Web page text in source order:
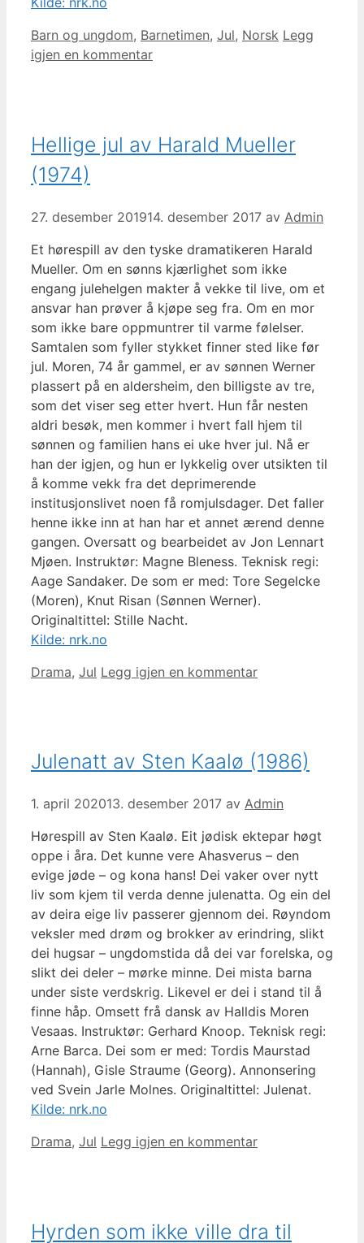
Kategorier
Barn og ungdom, Barnetimen, Jul, Norsk Legg
igjen en kommentar
Hellige jul av Harald Mueller
(1974)
27. desember 201914. desember 2017 av Admin
Et hørespill av den tyske dramatikeren Harald
Mueller. Om en sønns kjærlighet som ikke
engang julehelgen makter å vekke til live, om et
ansvar han prøver å kjøpe seg fra. Om en mor
som ikke bare oppmuntrer til varme følelser.
Samtalen som fyller stykket finner sted like før
jul. Moren, 74 år gammel, er av sønnen Werner
plassert på en aldersheim, den billigste av tre,
som det viser seg etter hvert. Hun får nesten
aldri besøk, men kommer i hvert fall hjem til
sønnen og familien hans ei uke hver jul. Nå er
han der igjen, og hun er lykkelig over utsikten til
å komme vekk fra det deprimerende
institusjonslivet noen få romjulsdager. Det faller
henne ikke inn at han har et annet ærend denne
gangen. Oversatt og bearbeidet av Jon Lennart
Mjøen. Instruktør: Magne Bleness. Teknisk regi:
Aage Sandaker. De som er med: Tore Segelcke
(Moren), Knut Risan (Sønnen Werner).
Originaltittel: Stille Nacht.
Kilde: nrk.no
Kategorier
Drama, Jul Legg igjen en kommentar
Julenatt av Sten Kaalø (1986)
1. april 202013. desember 2017 av Admin
Hørespill av Sten Kaalø. Eit jødisk ektepar høgt
oppe i åra. Det kunne vere Ahasverus – den
evige jøde – og kona hans! Dei vaker over nytt
liv som kjem til verda denne julenatta. Og ein del
av deira eige liv passerer gjennom dei. Røyndom
veksler med drøm og brokker av erindring, slikt
dei hugsar – ungdomstida då dei var forelska, og
slikt dei deler – mørke minne. Dei mista barna
under siste verdskrig. Likevel er dei i stand til å
finne håp. Omsett frå dansk av Halldis Moren
Vesaas. Instruktør: Gerhard Knoop. Teknisk regi:
Arne Barca. Dei som er med: Tordis Maurstad
(Hannah), Gisle Straume (Georg). Annonsering
ved Svein Jarle Molnes. Originaltittel: Julenat.
Kilde: nrk.no
Kategorier
Drama, Jul Legg igjen en kommentar
Hyrden som ikke ville dra til